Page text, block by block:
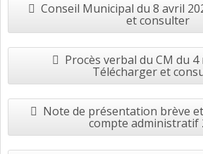
Conseil Municipal du 8 avril
et consulter
Procès verbal du CM du 4
Télécharger et
Note de présentation brève
compte administratif